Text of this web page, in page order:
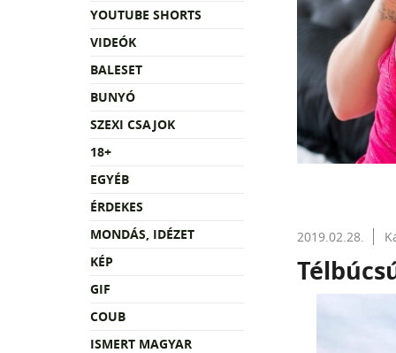
YOUTUBE SHORTS
VIDEÓK
BALESET
BUNYÓ
SZEXI CSAJOK
18+
EGYÉB
ÉRDEKES
MONDÁS, IDÉZET
KÉP
GIF
COUB
ISMERT MAGYAR
2019.02.28.